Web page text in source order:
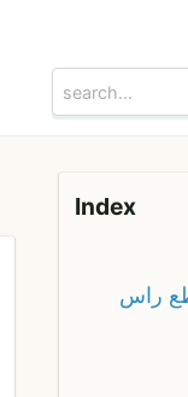
Index
راس